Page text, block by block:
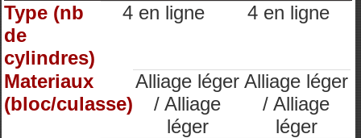
Type (nb
de
cylindres)
4 en ligne 4 en ligne
Materiaux
(bloc/culasse)
Alliage léger
/ Alliage
léger
Alliage léger
/ Alliage
léger